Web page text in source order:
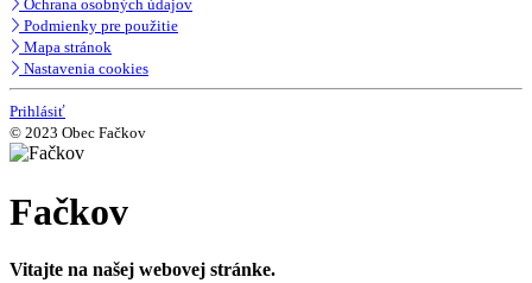
Ochrana osobných údajov
Podmienky pre použitie
Mapa stránok
Nastavenia cookies
Prihlásiť
© 2023 Obec Fačkov
Fačkov
Vitajte na našej webovej stránke.